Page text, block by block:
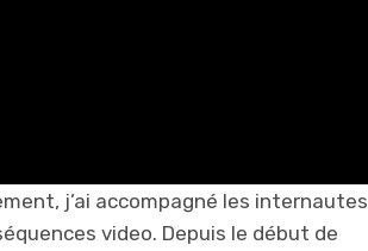
j’ai accompagné les internautes
video. Depuis le début de